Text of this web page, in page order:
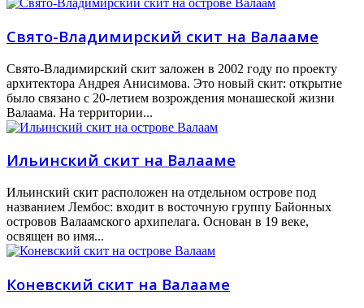
Свято-Владимирский скит на Валааме
Свято-Владимирский скит заложен в 2002 году по проекту
архитектора Андрея Анисимова. Это новый скит: открытие
было связано с 20-летием возрождения монашеской жизни
Валаама. На территории...
Ильинский скит на Валааме
Ильинский скит расположен на отдельном острове под
названием Лембос: входит в восточную группу Байонных
островов Валаамского архипелага. Основан в 19 веке,
освящен во имя...
Коневский скит на Валааме